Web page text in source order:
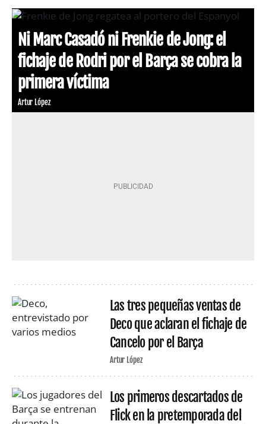
Ni Marc Casadó ni Frenkie de Jong: el
fichaje de Rodri por el Barça se cobra la
primera víctima
Artur López
Las tres pequeñas ventas de
Deco que aclaran el fichaje de
Cancelo por el Barça
Artur López
Los primeros descartados de
Flick en la pretemporada del